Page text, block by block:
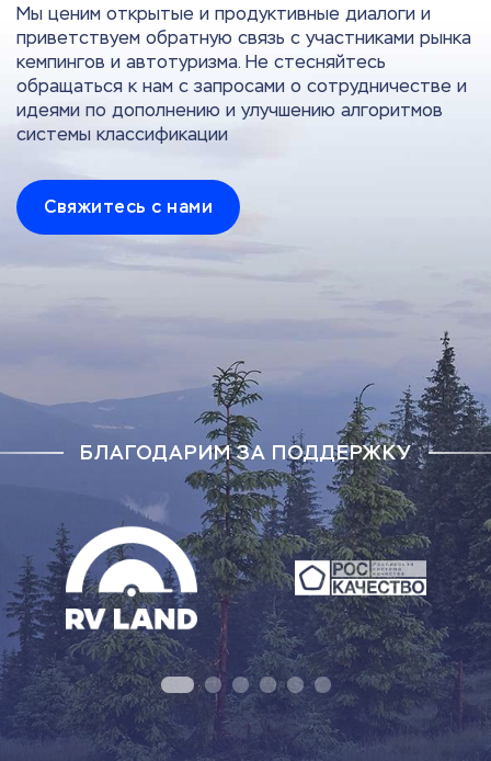
Мы ценим открытые и продуктивные диалоги и
приветствуем обратную связь с участниками рынка
кемпингов и автотуризма. Не стесняйтесь
обращаться к нам с запросами о сотрудничестве и
идеями по дополнению и улучшению алгоритмов
системы классификации
Свяжитесь с нами
БЛАГОДАРИМ ЗА ПОДДЕРЖКУ